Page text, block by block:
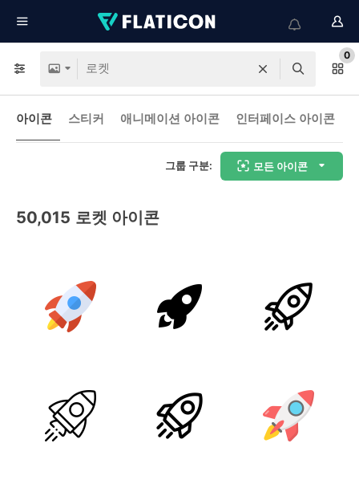
0
아이콘 스티커 애니메이션 아이콘 인터페이스 아이콘
그룹 구분: 모든 아이콘
50,015 로켓 아이콘